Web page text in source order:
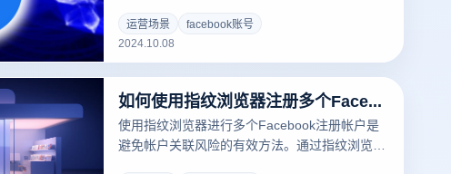
大的广告工具，可以帮助商家准确定位目标客
户。首先，商家可以利用Facebook的广告系
统，建立多样化的广告内容，以吸引不同地区的
区，商家可以与潜在用户互动，提高品牌知名
度。此外，利用Facebook的市场功能，商家可
以直接销售。
运营场景
facebook账号
2024.10.08
如何使用指纹浏览器注册多个Facebook账户？
使用指纹浏览器进行多个Facebook注册帐户是
避免帐户关联风险的有效方法。通过指纹浏览